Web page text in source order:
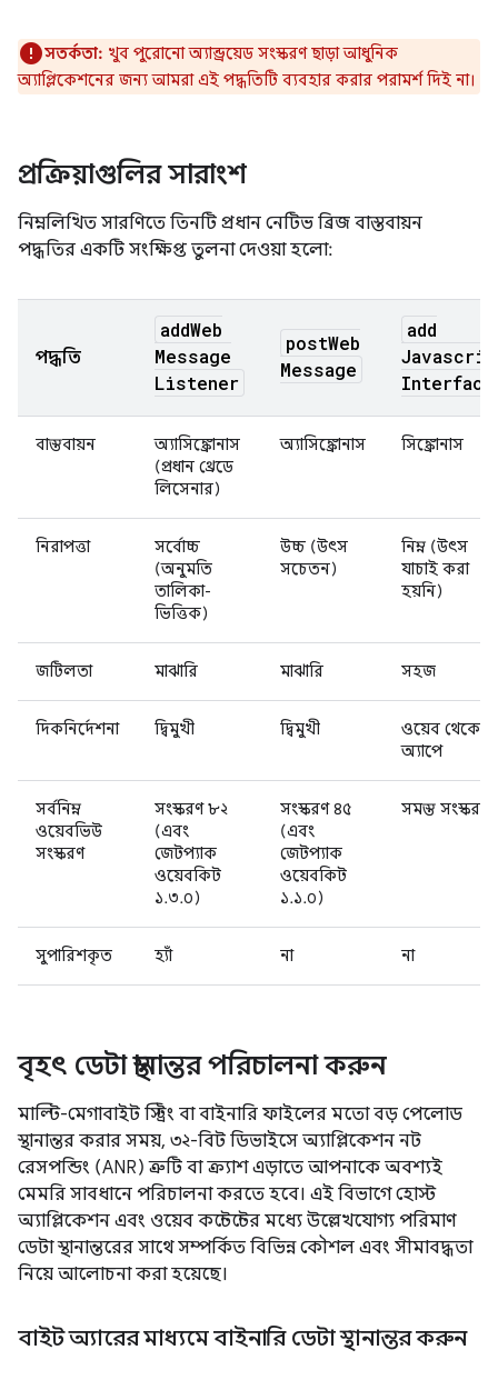
সতর্কতা: খুব পুরোনো অ্যান্ড্রয়েড সংস্করণ ছাড়া আধুনিক
অ্যাপ্লিকেশনের জন্য আমরা এই পদ্ধতিটি ব্যবহার করার পরামর্শ দিই না।
প্রক্রিয়াগুলির সারাংশ
নিম্নলিখিত সারণিতে তিনটি প্রধান নেটিভ ব্রিজ বাস্তবায়ন
পদ্ধতির একটি সংক্ষিপ্ত তুলনা দেওয়া হলো:
পদ্ধতি
addWeb
Message
Listener
postWeb
Message
add
Interface
বাস্তবায়ন
অ্যাসিঙ্ক্রোনাস
(প্রধান থ্রেডে
লিসেনার)
অ্যাসিঙ্ক্রোনাস সিঙ্ক্রোনাস
নিরাপত্তা
সর্বোচ্চ
(অনুমতি
তালিকা-
ভিত্তিক)
উচ্চ (উৎস
সচেতন)
নিম্ন (উৎস
যাচাই করা
হয়নি)
জটিলতা মাঝারি মাঝারি সহজ
দিকনির্দেশনা দ্বিমুখী দ্বিমুখী
ওয়েব থেকে
অ্যাপে
সর্বনিম্ন
ওয়েবভিউ
সংস্করণ
সংস্করণ ৮২
(এবং
জেটপ্যাক
ওয়েবকিট
১.৩.০)
সংস্করণ ৪৫
(এবং
জেটপ্যাক
ওয়েবকিট
১.১.০)
সমস্ত সংস্করণ
সুপারিশকৃত হ্যাঁ না না
বৃহৎ ডেটা স্থানান্তর পরিচালনা করুন
মাল্টি-মেগাবাইট স্ট্রিং বা বাইনারি ফাইলের মতো বড় পেলোড
স্থানান্তর করার সময়, ৩২-বিট ডিভাইসে অ্যাপ্লিকেশন নট
রেসপন্ডিং (ANR) ত্রুটি বা ক্র্যাশ এড়াতে আপনাকে অবশ্যই
মেমরি সাবধানে পরিচালনা করতে হবে। এই বিভাগে হোস্ট
অ্যাপ্লিকেশন এবং ওয়েব কন্টেন্টের মধ্যে উল্লেখযোগ্য পরিমাণ
ডেটা স্থানান্তরের সাথে সম্পর্কিত বিভিন্ন কৌশল এবং সীমাবদ্ধতা
নিয়ে আলোচনা করা হয়েছে।
বাইট অ্যারের মাধ্যমে বাইনারি ডেটা স্থানান্তর করুন